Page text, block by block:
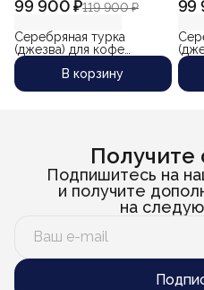
99 900 ₽119 900 ₽
Серебряная турка
(джезва) для кофе
"Листопад" (объем 280
В корзину
99
Получите
Подпишитесь на
и получите
на